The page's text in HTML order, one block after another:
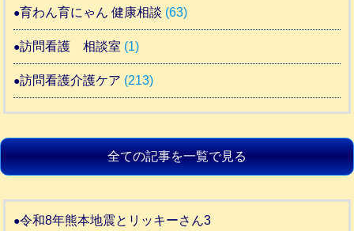
育わん育にゃん 健康相談 (63)
訪問看護 相談室 (1)
訪問看護介護ケア (213)
全ての記事を一覧で見る
令和8年熊本地震とリッキーさん3